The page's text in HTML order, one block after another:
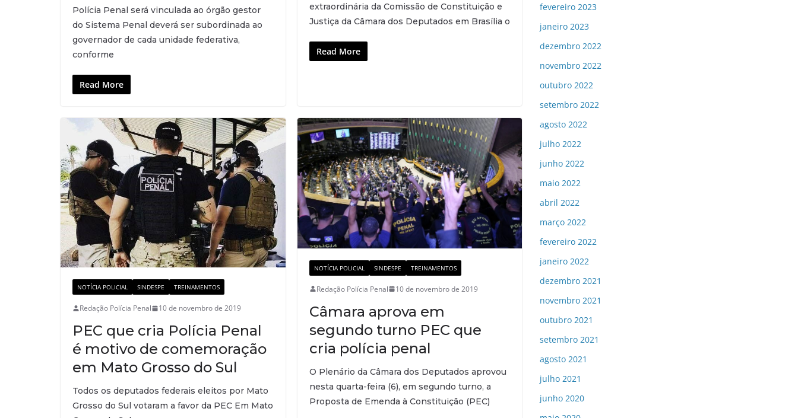
Polícia Penal será vinculada ao órgão gestor
do Sistema Penal deverá ser subordinada ao
governador de cada unidade federativa,
conforme
Read More
extraordinária da Comissão de Constituição e
Justiça da Câmara dos Deputados em Brasília o
Read More
NOTÍCIA POLICIAL SINDESPE TREINAMENTOS
Redação Polícia Penal 10 de novembro de 2019
PEC que cria Polícia Penal
é motivo de comemoração
em Mato Grosso do Sul
Todos os deputados federais eleitos por Mato
Grosso do Sul votaram a favor da PEC Em Mato
NOTÍCIA POLICIAL SINDESPE TREINAMENTOS
Redação Polícia Penal 10 de novembro de 2019
Câmara aprova em
segundo turno PEC que
cria polícia penal
O Plenário da Câmara dos Deputados aprovou
nesta quarta-feira (6), em segundo turno, a
Proposta de Emenda à Constituição (PEC)
fevereiro 2023
janeiro 2023
dezembro 2022
novembro 2022
outubro 2022
setembro 2022
agosto 2022
julho 2022
junho 2022
maio 2022
abril 2022
março 2022
fevereiro 2022
janeiro 2022
dezembro 2021
novembro 2021
outubro 2021
setembro 2021
agosto 2021
julho 2021
junho 2020